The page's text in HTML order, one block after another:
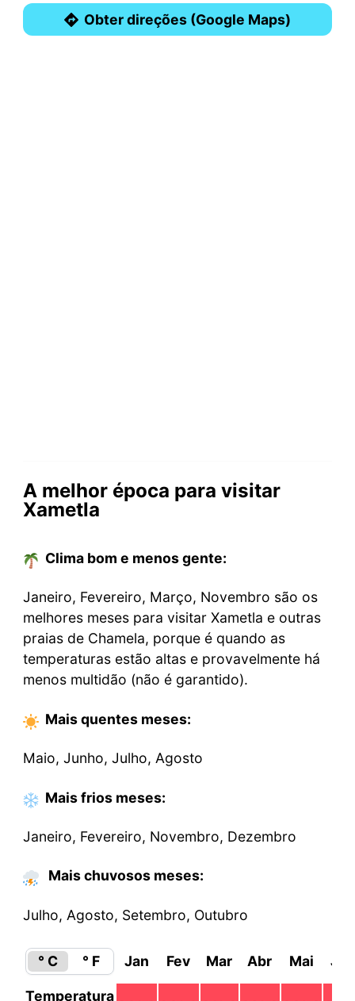
Obter direções (Google Maps)
A melhor época para visitar
Xametla
Clima bom e menos gente:
Janeiro, Fevereiro, Março, Novembro são os
melhores meses para visitar Xametla e outras
praias de Chamela, porque é quando as
temperaturas estão altas e provavelmente há
menos multidão (não é garantido).
Mais quentes meses:
Maio, Junho, Julho, Agosto
Mais frios meses:
Janeiro, Fevereiro, Novembro, Dezembro
Mais chuvosos meses:
Julho, Agosto, Setembro, Outubro
° C ° F Jan Fev Mar Abr Mai
Temperatura